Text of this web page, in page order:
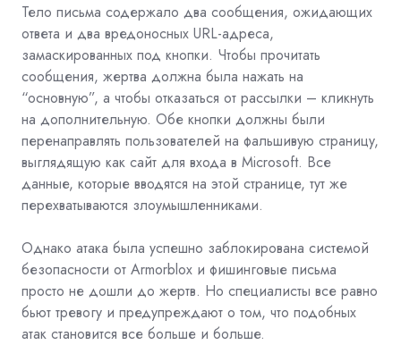
Тело письма содержало два сообщения, ожидающих
ответа и два вредоносных URL-адреса,
замаскированных под кнопки. Чтобы прочитать
сообщения, жертва должна была нажать на
“основную”, а чтобы отказаться от рассылки – кликнуть
на дополнительную. Обе кнопки должны были
перенаправлять пользователей на фальшивую страницу,
выглядящую как сайт для входа в Microsoft. Все
данные, которые вводятся на этой странице, тут же
перехватываются злоумышленниками.
Однако атака была успешно заблокирована системой
безопасности от Armorblox и фишинговые письма
просто не дошли до жертв. Но специалисты все равно
бьют тревогу и предупреждают о том, что подобных
атак становится все больше и больше.